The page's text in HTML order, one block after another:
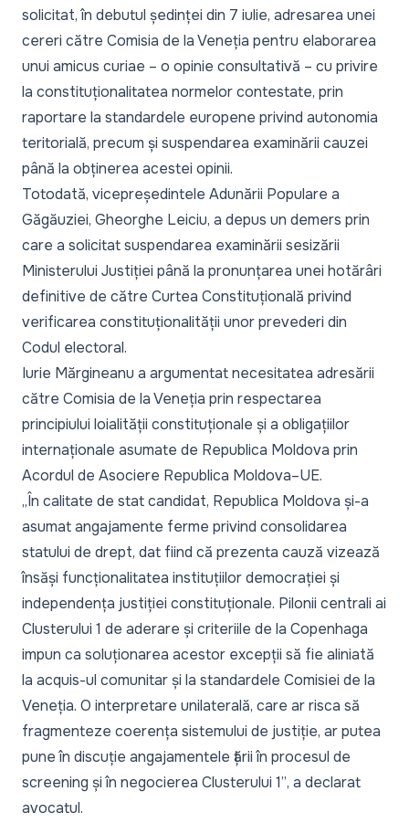
solicitat, în debutul ședinței din 7 iulie, adresarea unei
cereri către Comisia de la Veneția pentru elaborarea
unui amicus curiae – o opinie consultativă – cu privire
la constituționalitatea normelor contestate, prin
raportare la standardele europene privind autonomia
teritorială, precum și suspendarea examinării cauzei
până la obținerea acestei opinii.
Totodată, vicepreședintele Adunării Populare a
Găgăuziei, Gheorghe Leiciu, a depus un demers prin
care a solicitat suspendarea examinării sesizării
Ministerului Justiției până la pronunțarea unei hotărâri
definitive de către Curtea Constituțională privind
verificarea constituționalității unor prevederi din
Codul electoral.
Iurie Mărgineanu a argumentat necesitatea adresării
către Comisia de la Veneția prin respectarea
principiului loialității constituționale și a obligațiilor
internaționale asumate de Republica Moldova prin
Acordul de Asociere Republica Moldova–UE.
„În calitate de stat candidat, Republica Moldova și-a
asumat angajamente ferme privind consolidarea
statului de drept, dat fiind că prezenta cauză vizează
însăși funcționalitatea instituțiilor democrației și
independența justiției constituționale. Pilonii centrali ai
Clusterului 1 de aderare și criteriile de la Copenhaga
impun ca soluționarea acestor excepții să fie aliniată
la acquis-ul comunitar și la standardele Comisiei de la
Veneția. O interpretare unilaterală, care ar risca să
fragmenteze coerența sistemului de justiție, ar putea
pune în discuție angajamentele țării în procesul de
screening și în negocierea Clusterului 1”, a declarat
avocatul.